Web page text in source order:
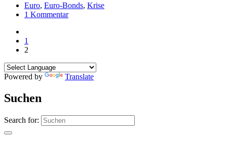
Euro, Euro-Bonds, Krise
1 Kommentar
1
2
Powered by Translate
Suchen
Search for: